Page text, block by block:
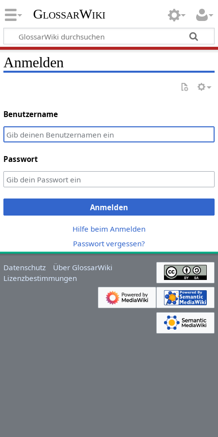
GlossarWiki
Anmelden
Benutzername
Passwort
Anmelden
Hilfe beim Anmelden
Passwort vergessen?
Datenschutz
Über GlossarWiki
Lizenzbestimmungen